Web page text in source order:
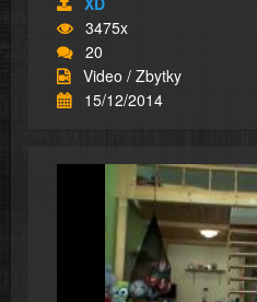
3475x
20
Video / Zbytky
15/12/2014